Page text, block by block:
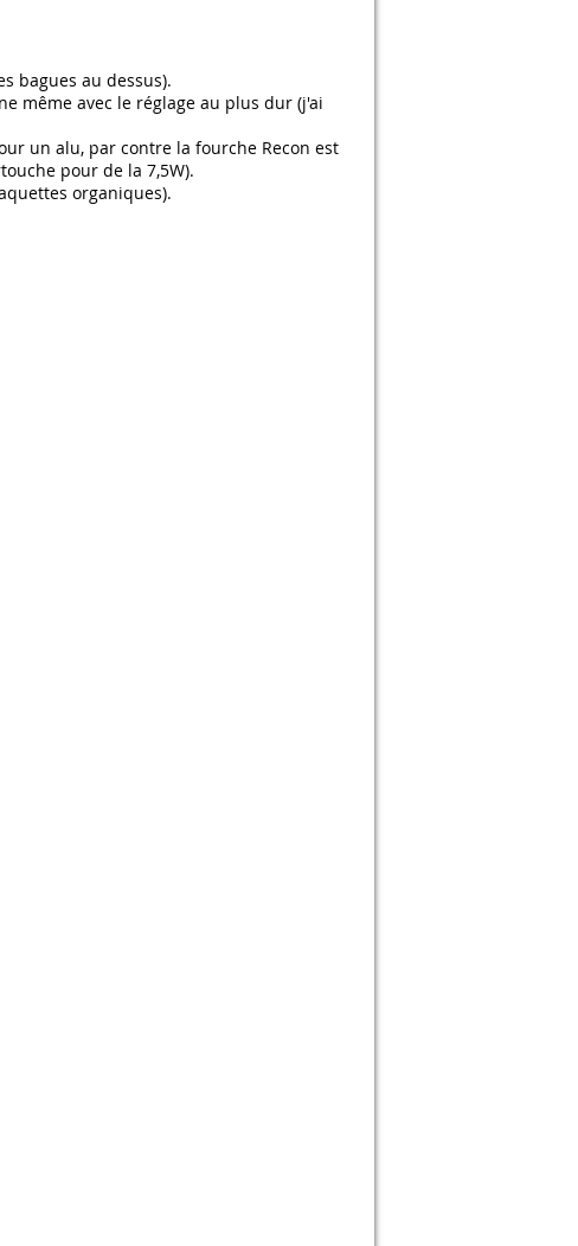
bagues au dessus).
même avec le réglage au plus dur (j'ai
un alu, par contre la fourche Recon est
pour de la 7,5W).
organiques).